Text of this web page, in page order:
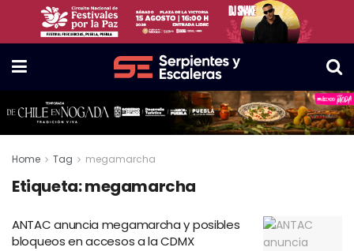
Home Tag megamarcha
Etiqueta:megamarcha
ANTAC anuncia megamarcha y posibles
bloqueos en accesos a la CDMX